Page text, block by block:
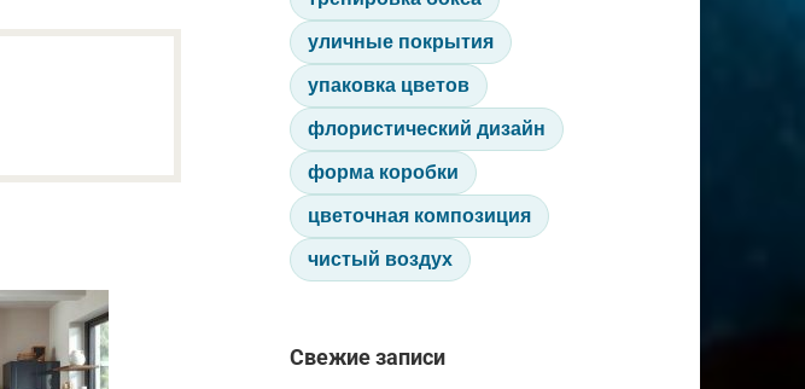
уличные покрытия
упаковка цветов
флористический дизайн
форма коробки
цветочная композиция
чистый воздух
Свежие записи